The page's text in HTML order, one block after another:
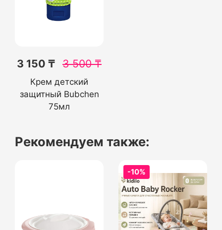
3 150 ₸ 3 500₸
Крем детский
защитный Bubchen
75мл
Рекомендуем также:
-10%